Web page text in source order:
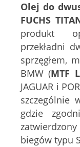
Olej do
FUCHS
produkt
przekładni
sprzęgłem,
BMW (MTF
JAGUAR i
szczególnie
gdzie
biegów typu